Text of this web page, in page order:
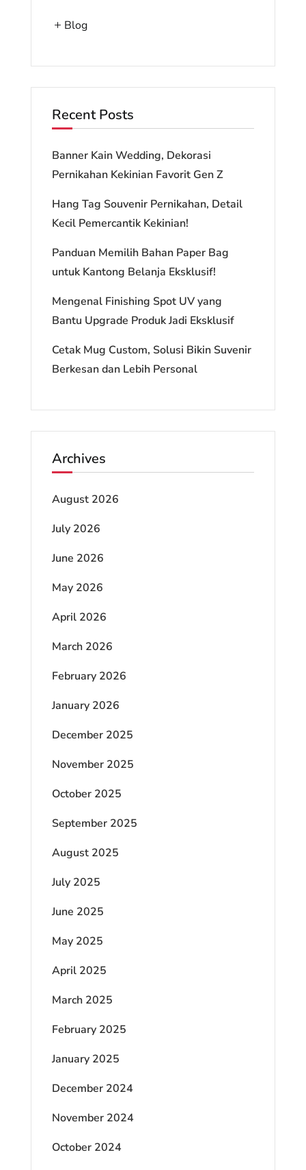
Blog
Recent Posts
Banner Kain Wedding, Dekorasi
Pernikahan Kekinian Favorit Gen Z
Hang Tag Souvenir Pernikahan, Detail
Kecil Pemercantik Kekinian!
Panduan Memilih Bahan Paper Bag
untuk Kantong Belanja Eksklusif!
Mengenal Finishing Spot UV yang
Bantu Upgrade Produk Jadi Eksklusif
Cetak Mug Custom, Solusi Bikin Suvenir
Berkesan dan Lebih Personal
Archives
August 2026
July 2026
June 2026
May 2026
April 2026
March 2026
February 2026
January 2026
December 2025
November 2025
October 2025
September 2025
August 2025
July 2025
June 2025
May 2025
April 2025
March 2025
February 2025
January 2025
December 2024
November 2024
October 2024